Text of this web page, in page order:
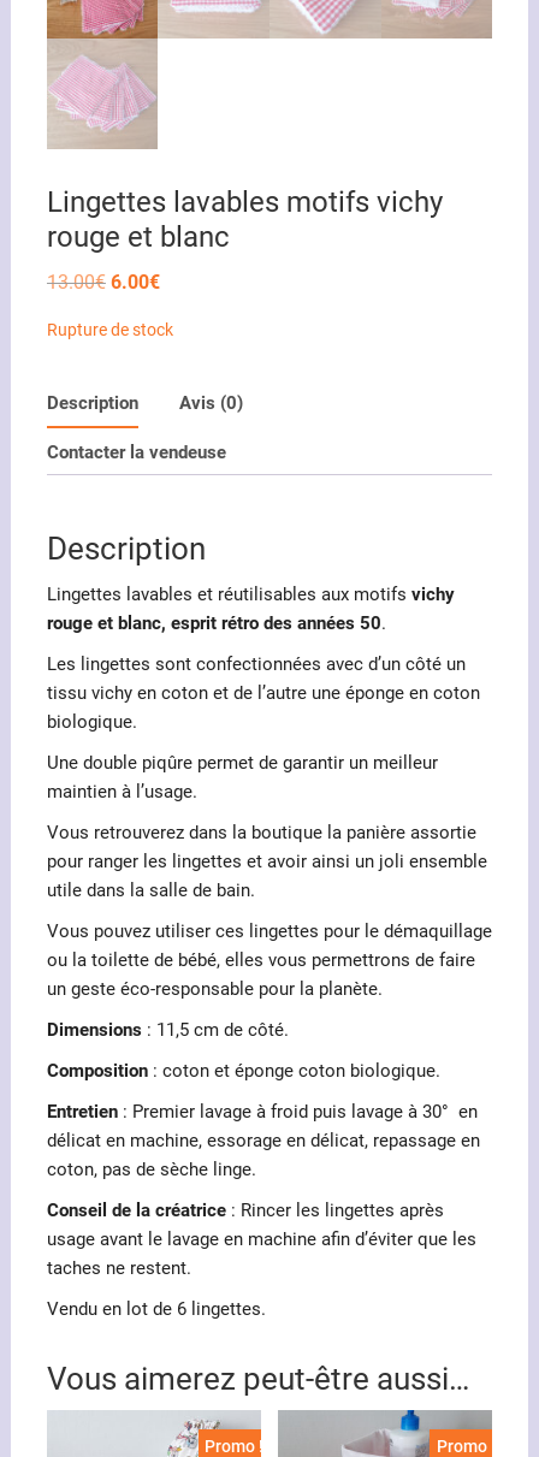
Lingettes lavables motifs vichy
rouge et blanc
13.00€ Le
était :
6.00€Le
est :
Rupture de stock
Description Avis (0)
Contacter la vendeuse
Description
Lingettes lavables et réutilisables aux motifs vichy
rouge et blanc, esprit rétro des années 50.
Les lingettes sont confectionnées avec d’un côté un
tissu vichy en coton et de l’autre une éponge en coton
biologique.
Une double piqûre permet de garantir un meilleur
maintien à l’usage.
Vous retrouverez dans la boutique la panière assortie
pour ranger les lingettes et avoir ainsi un joli ensemble
utile dans la salle de bain.
Vous pouvez utiliser ces lingettes pour le démaquillage
ou la toilette de bébé, elles vous permettrons de faire
un geste éco-responsable pour la planète.
Dimensions: 11,5 cm de côté.
Composition: coton et éponge coton biologique.
Entretien: Premier lavage à froid puis lavage à 30° en
délicat en machine, essorage en délicat, repassage en
coton, pas de sèche linge.
Conseil de la créatrice: Rincer les lingettes après
usage avant le lavage en machine afin d’éviter que les
taches ne restent.
Vendu en lot de 6 lingettes.
Vous aimerez peut-être aussi…
Promo ! Promo !